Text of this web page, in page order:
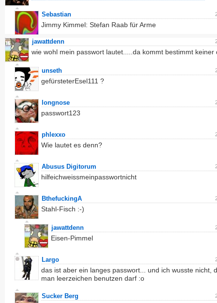
Sebastian
Jimmy Kimmel: Stefan Raab für Arme
jawattdenn
wie wohl mein passwort lautet.....da kommt bestimmt keiner
unseth
gefürsteterEsel111 ?
longnose
passwort123
phlexxo
Wie lautet es denn?
Abusus Digitorum
hilfeichweissmeinpasswortnicht
BthefuckingA
Stahl-Fisch :-)
jawattdenn
Eisen-Pimmel
Largo
das ist aber ein langes passwort... und ich wusste nicht,
man leerzeichen benutzen darf :o
Sucker Berg